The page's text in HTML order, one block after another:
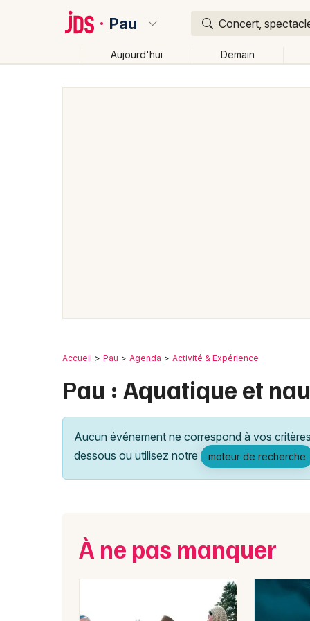
Pau Concert,
Aujourd'hui Demain
Accueil Pau Agenda Activité & Expérience
Pau : Aquatique et
Aucun événement ne correspond à vos
dessous ou utilisez notre
moteur de recherche
À ne pas manquer